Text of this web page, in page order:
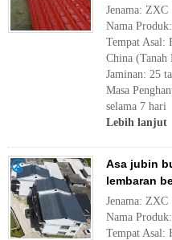
Jenama: ZXC
Nama
Tempat Asal:
China (Tanah
Jaminan: 25
Masa
selama 7 hari
Lebih lanjut
Asa jubin
lembaran
Jenama: ZXC
Nama
Tempat Asal: